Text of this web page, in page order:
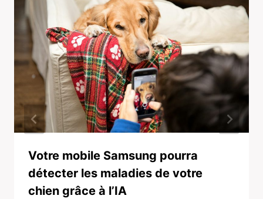
Votre mobile Samsung pourra
détecter les maladies de votre
chien grâce à l’IA